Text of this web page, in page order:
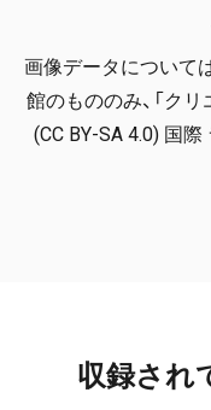
画像データについて
館のもののみ、「ク
(CC BY-SA 4.0) 国
収録され